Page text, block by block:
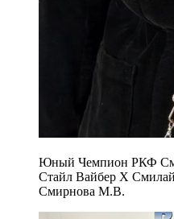
Юный Чемпион РКФ
Стайл Вайбер Х
Смирнова М.В.